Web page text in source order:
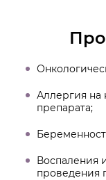
Аллергия на
препарата;
Воспаления
проведения